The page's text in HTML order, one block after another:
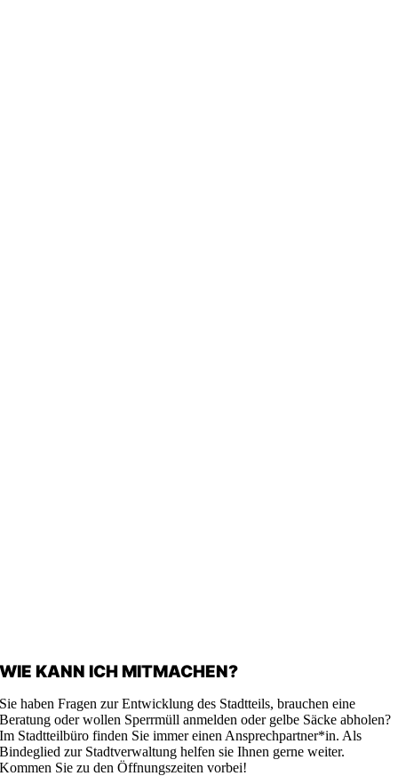
WIE KANN ICH MITMACHEN?
Sie haben Fragen zur Entwicklung des Stadtteils, brauchen eine
Beratung oder wollen Sperrmüll anmelden oder gelbe Säcke abholen?
Im Stadtteilbüro finden Sie immer einen Ansprechpartner*in. Als
Bindeglied zur Stadtverwaltung helfen sie Ihnen gerne weiter.
Kommen Sie zu den Öffnungszeiten vorbei!